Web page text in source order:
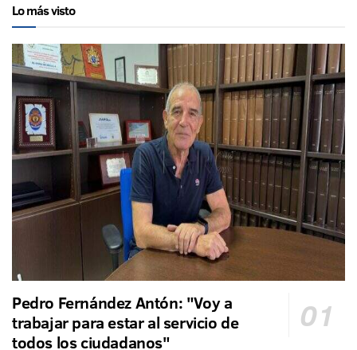
Lo más visto
Pedro Fernández Antón: "Voy a
trabajar para estar al servicio de
todos los ciudadanos"